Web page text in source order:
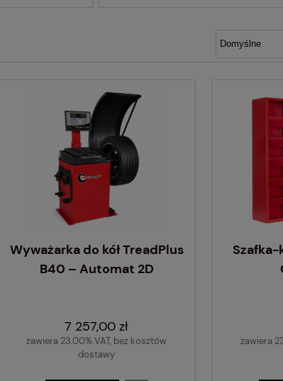
Wyważarka do kół TreadPlus
B40 – Automat 2D
7 257,00 zł
zawiera 23.00% VAT, bez kosztów
dostawy
zawiera